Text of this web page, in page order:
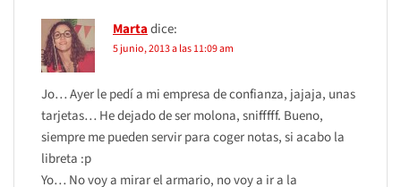
Martadice:
5 junio, 2013 a las 11:09 am
Jo… Ayer le pedí a mi empresa de confianza, jajaja, unas
tarjetas… He dejado de ser molona, snifffff. Bueno,
siempre me pueden servir para coger notas, si acabo la
libreta :p
Yo… No voy a mirar el armario, no voy a ir a la